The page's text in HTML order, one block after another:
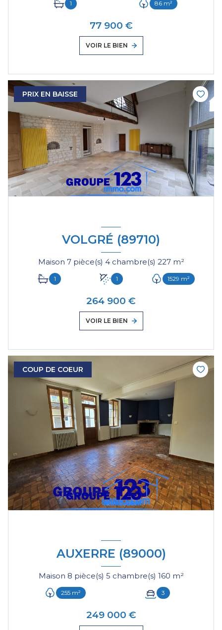
1 86 m²
77 900 €
VOIR LE BIEN
PRIX EN BAISSE
VOLGRÉ (89710)
Maison 7 pièce(s) 4 chambre(s) 227 m²
1 1 1529 m²
264 900 €
VOIR LE BIEN
COUP DE COEUR
AUXERRE (89000)
Maison 8 pièce(s) 5 chambre(s) 160 m²
255 m² 3
249 000 €